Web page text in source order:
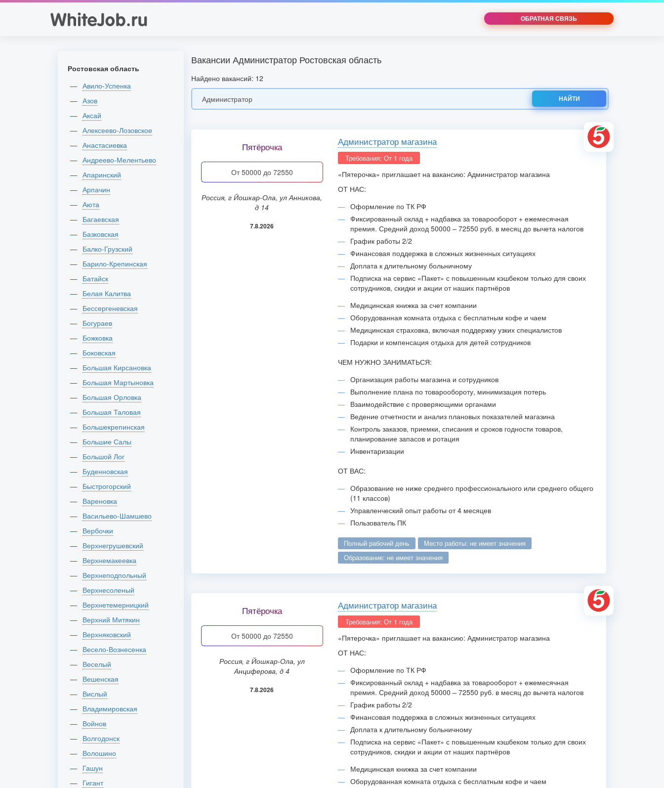
ОБРАТНАЯ СВЯЗЬ
Вакансии Администратор Ростовская область
Найдено вакансий: 12
НАЙТИ
Пятёрочка
от 50000 до 72550
Россия, г Йошкар-Ола, ул Анникова,
д 14
7.8.2026
Администратор магазина
Требования: От 1 года
«Пятерочка» приглашает на вакансию: Администратор магазина
ОТ НАС:
Оформление по ТК РФ
Фиксированный оклад + надбавка за товарооборот + ежемесячная
премия. Средний доход 50000 – 72550 руб. в месяц до вычета налогов
График работы 2/2
Финансовая поддержка в сложных жизненных ситуациях
Доплата к длительному больничному
Подписка на сервис «Пакет» с повышенным кэшбеком только для своих
сотрудников, скидки и акции от наших партнёров
Медицинская книжка за счет компании
Оборудованная комната отдыха с бесплатным кофе и чаем
Медицинская страховка, включая поддержку узких специалистов
Подарки и компенсация отдыха для детей сотрудников
ЧЕМ НУЖНО ЗАНИМАТЬСЯ:
Организация работы магазина и сотрудников
Выполнение плана по товарообороту, минимизация потерь
Взаимодействие с проверяющими органами
Ведение отчетности и анализ плановых показателей магазина
Контроль заказов, приемки, списания и сроков годности товаров,
планирование запасов и ротация
Инвентаризации
ОТ ВАС:
Образование не ниже среднего профессионального или среднего общего
(11 классов)
Управленческий опыт работы от 4 месяцев
Пользователь ПК
полный рабочий день
место работы: не имеет значения
образование: не имеет значения
Пятёрочка
от 50000 до 72550
Россия, г Йошкар-Ола, ул
Анциферова, д 4
7.8.2026
Администратор магазина
Требования: От 1 года
«Пятерочка» приглашает на вакансию: Администратор магазина
ОТ НАС:
Оформление по ТК РФ
Фиксированный оклад + надбавка за товарооборот + ежемесячная
премия. Средний доход 50000 – 72550 руб. в месяц до вычета налогов
График работы 2/2
Финансовая поддержка в сложных жизненных ситуациях
Доплата к длительному больничному
Подписка на сервис «Пакет» с повышенным кэшбеком только для своих
сотрудников, скидки и акции от наших партнёров
Медицинская книжка за счет компании
Оборудованная комната отдыха с бесплатным кофе и чаем
Ростовская область
Авило-Успенка
Азов
Аксай
Алексеево-Лозовское
Анастасиевка
Андреево-Мелентьево
Апаринский
Арпачин
Аюта
Багаевская
Базковская
Балко-Грузский
Барило-Крепинская
Батайск
Белая Калитва
Бессергеневская
Богураев
Божковка
Боковская
Большая Кирсановка
Большая Мартыновка
Большая Орловка
Большая Таловая
Большекрепинская
Большие Салы
Большой Лог
Буденновская
Быстрогорский
Вареновка
Васильево-Шамшево
Вербочки
Верхнегрушевский
Верхнемакеевка
Верхнеподпольный
Верхнесоленый
Верхнетемерницкий
Верхний Митякин
Верхняковский
Весело-Вознесенка
Веселый
Вешенская
Вислый
Владимировская
Войнов
Волгодонск
Волошино
Гашун
Гигант